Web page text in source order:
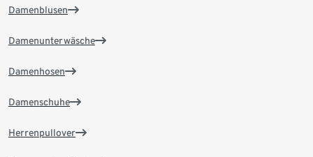
Damenblusen
Damenunterwäsche
Damenhosen
Damenschuhe
Herrenpullover